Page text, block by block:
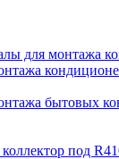
для монтажа
бытовых
под